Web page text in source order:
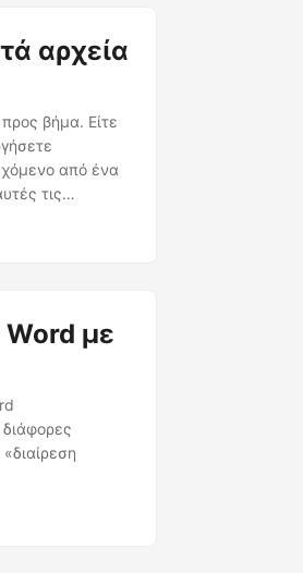
αρχεία
βήμα. Είτε
από ένα
τις
με